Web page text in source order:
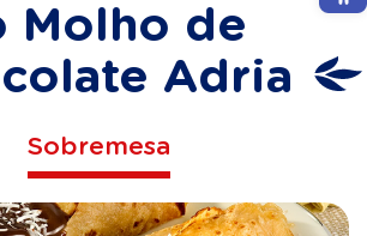
Molho de
Adria
Sobremesa